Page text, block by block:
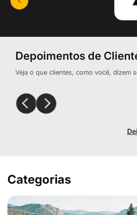
Depoimentos de
Veja o que clientes, como você, dizem
Categorias